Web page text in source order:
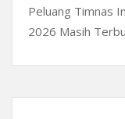
Peluang Timnas
2026 Masih